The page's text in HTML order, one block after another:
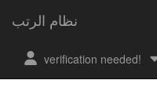
نظام الرتب
verification needed!